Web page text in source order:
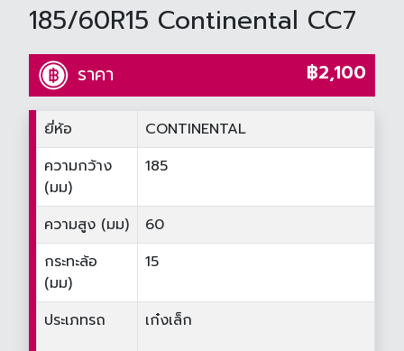
185/60R15 Continental CC7
ราคา ฿2,100
ยี่ห้อ
CONTINENTAL
ความกว้าง
(มม)
185
ความสูง (มม)
60
กระทะล้อ
(มม)
15
ประเภทรถ เก๋งเล็ก